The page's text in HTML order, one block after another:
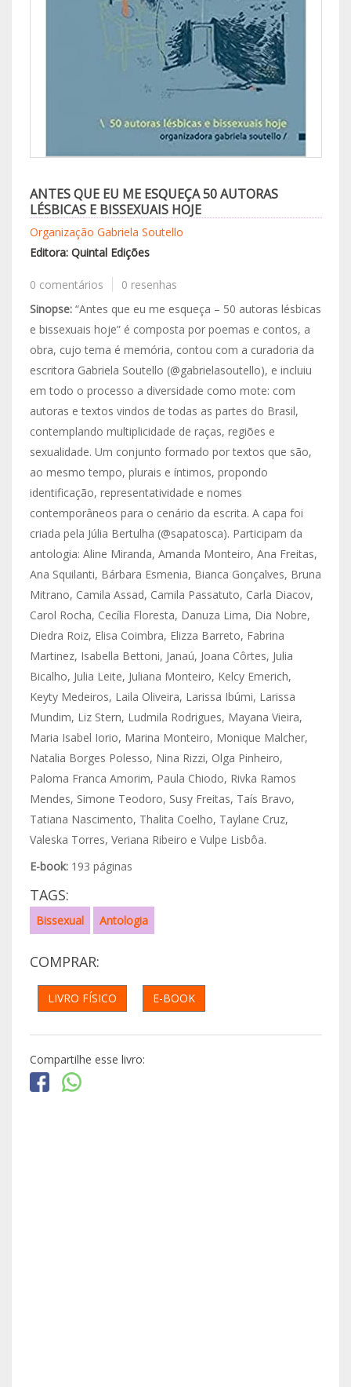
ANTES QUE EU ME ESQUEÇA 50 AUTORAS
LÉSBICAS E BISSEXUAIS HOJE
Organização Gabriela Soutello
Editora: Quintal Edições
0 comentários
0 resenhas
Sinopse:“Antes que eu me esqueça – 50 autoras lésbicas
e bissexuais hoje” é composta por poemas e contos, a
obra, cujo tema é memória, contou com a curadoria da
escritora Gabriela Soutello (@gabrielasoutello), e incluiu
em todo o processo a diversidade como mote: com
autoras e textos vindos de todas as partes do Brasil,
contemplando multiplicidade de raças, regiões e
sexualidade. Um conjunto formado por textos que são,
ao mesmo tempo, plurais e íntimos, propondo
identificação, representatividade e nomes
contemporâneos para o cenário da escrita. A capa foi
criada pela Júlia Bertulha (@sapatosca). Participam da
antologia: Aline Miranda, Amanda Monteiro, Ana Freitas,
Ana Squilanti, Bárbara Esmenia, Bianca Gonçalves, Bruna
Mitrano, Camila Assad, Camila Passatuto, Carla Diacov,
Carol Rocha, Cecília Floresta, Danuza Lima, Dia Nobre,
Diedra Roiz, Elisa Coimbra, Elizza Barreto, Fabrina
Martinez, Isabella Bettoni, Janaú, Joana Côrtes, Julia
Bicalho, Julia Leite, Juliana Monteiro, Kelcy Emerich,
Keyty Medeiros, Laila Oliveira, Larissa Ibúmi, Larissa
Mundim, Liz Stern, Ludmila Rodrigues, Mayana Vieira,
Maria Isabel Iorio, Marina Monteiro, Monique Malcher,
Natalia Borges Polesso, Nina Rizzi, Olga Pinheiro,
Paloma Franca Amorim, Paula Chiodo, Rivka Ramos
Mendes, Simone Teodoro, Susy Freitas, Taís Bravo,
Tatiana Nascimento, Thalita Coelho, Taylane Cruz,
Valeska Torres, Veriana Ribeiro e Vulpe Lisbôa.
E-book:193 páginas
TAGS:
Bissexual Antologia
COMPRAR:
LIVRO FÍSICO E-BOOK
Compartilhe esse livro: